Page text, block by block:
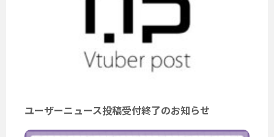
ユーザーニュース投稿受付終了のお知らせ